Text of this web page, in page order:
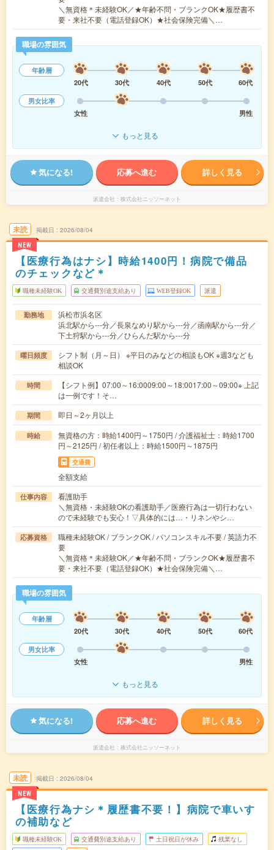
＼無資格＊未経験OK／★年齢不問・ブランクOK★履歴書不
要・来社不要（電話登録OK）★社会保険完備＼…
職場の雰囲気
年齢層
20代
30代 40代 50代
60代
男女比率
女性
男性
もっと見る
気になる! 応募へ進む 詳しく見る
派遣会社 株式会社ニッソーネット
未読
NEW
掲載日 2026/08/04
【医療行為はナシ】時給1400円！病院で備品
のチェックなど＊
職種未経験OK 交通費別途支給あり WEB登録OK 派遣
勤務地
浜松市浜名区
浜北駅から---分／長泉なめり駅から---分／函南駅から---分／
下土狩駅から---分／ひらんだ駅から---分
曜日頻度
シフト制（月～日） ※平日のみなどの相談もOK ※週3なども
相談OK
時間
【シフト例】07:00～16:0009:00～18:0017:00～09:00※ 上記
は一例です！そ…
期間 即日～2ヶ月以上
時給
無資格の方：時給1400円～1750円 / 介護福祉士：時給1700
円～2125円 / 初任者以上：時給1500円～1875円
交通費
全額支給
仕事内容
看護助手
＼無資格・未経験OKの看護助手／医療行為は一切行わない
ので未経験でも安心！▽具体的には…・リネンやシ…
応募資格
職種未経験OK / ブランクOK / パソコンスキル不要 / 英語力不
要
＼無資格＊未経験OK／★年齢不問・ブランクOK★履歴書不
要・来社不要（電話登録OK）★社会保険完備＼…
職場の雰囲気
年齢層
20代
30代 40代 50代
60代
男女比率
女性
男性
もっと見る
気になる! 応募へ進む 詳しく見る
派遣会社 株式会社ニッソーネット
未読
NEW
掲載日 2026/08/04
【医療行為ナシ＊履歴書不要！】病院で車いす
の補助など
職種未経験OK 交通費別途支給あり 土日祝日が休み 残業なし